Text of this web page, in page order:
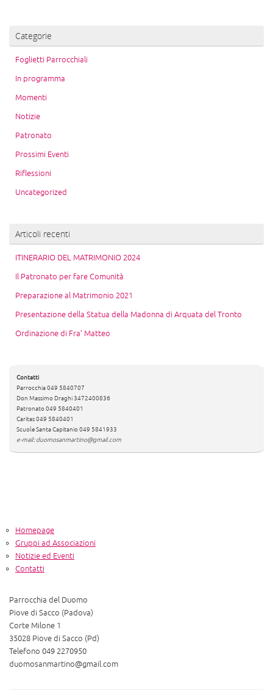
Categorie
Foglietti Parrocchiali
In programma
Momenti
Notizie
Patronato
Prossimi Eventi
Riflessioni
Uncategorized
Articoli recenti
ITINERARIO DEL MATRIMONIO 2024
Il Patronato per fare Comunità
Preparazione al Matrimonio 2021
Presentazione della Statua della Madonna di Arquata del Tronto
Ordinazione di Fra’ Matteo
Contatti
Parrocchia 049 5840707
Don Massimo Draghi 3472400836
Patronato 049 5840401
Caritas 049 5840401
Scuole Santa Capitanio 049 5841933
e-mail: duomosanmartino@gmail.com
Homepage
Gruppi ad Associazioni
Notizie ed Eventi
Contatti
Parrocchia del Duomo
Piove di Sacco (Padova)
Corte Milone 1
35028 Piove di Sacco (Pd)
Telefono 049 2270950
duomosanmartino@gmail.com